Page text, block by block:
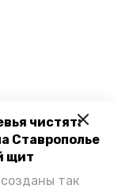
чистят:
Ставрополье
щит
так